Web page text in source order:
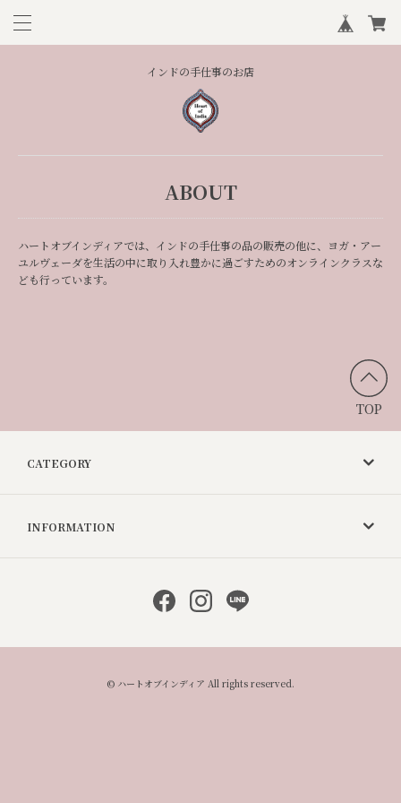
インドの手仕事のお店
ABOUT
ハートオブインディアでは、インドの手仕事の品の販売の他に、ヨガ・アー
ユルヴェーダを生活の中に取り入れ豊かに過ごすためのオンラインクラスな
ども行っています。
TOP
CATEGORY
INFORMATION
© ハートオブインディア All rights reserved.